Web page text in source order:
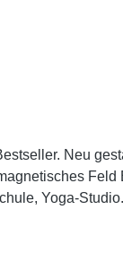
Neu
Yoga-